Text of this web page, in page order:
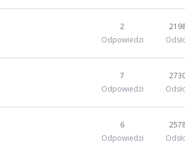
2
Odpowiedzi
7
Odpowiedzi
6
Odpowiedzi